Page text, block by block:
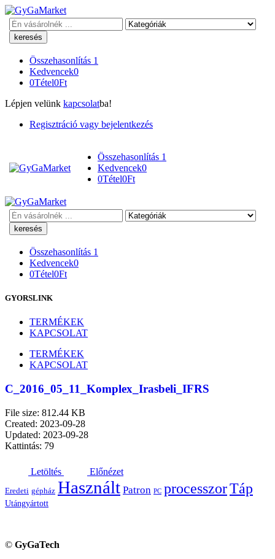
Keresés
Összehasonlítás 1
Kedvencek0
0Tétel0Ft
Lépjen velünk kapcsolatba!
Regisztráció vagy bejelentkezés
Összehasonlítás 1
Kedvencek0
0Tétel0Ft
Keresés
Összehasonlítás 1
Kedvencek0
0Tétel0Ft
GYORSLINK
TERMÉKEK
KAPCSOLAT
TERMÉKEK
KAPCSOLAT
C_2016_05_11_Komplex_Irasbeli_IFRS
File size: 812.44 KB
Created: 2023-09-28
Updated: 2023-09-28
Kattintás: 79
Letöltés Előnézet
Eredeti gépház Használt Patron PC processzorTáp
Utángyártott
© GyGaTech